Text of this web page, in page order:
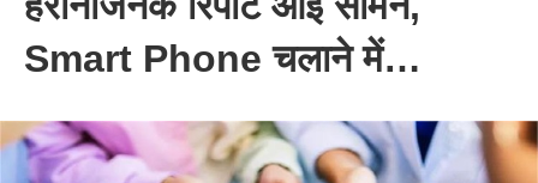
Smart Phone चलाने में…